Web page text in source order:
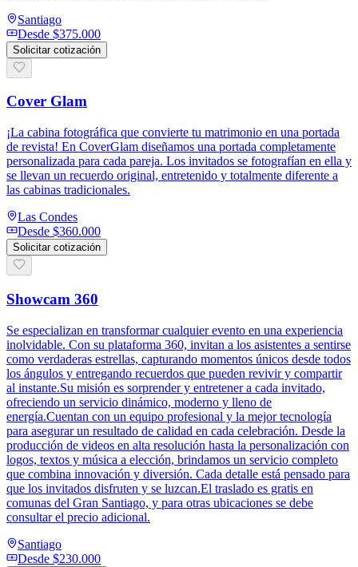
Santiago
Desde $375.000
Solicitar cotización
Cover Glam
¡La cabina fotográfica que convierte tu matrimonio en una portada
de revista! En CoverGlam diseñamos una portada completamente
personalizada para cada pareja. Los invitados se fotografían en ella y
se llevan un recuerdo original, entretenido y totalmente diferente a
las cabinas tradicionales.
Las Condes
Desde $360.000
Solicitar cotización
Showcam 360
Se especializan en transformar cualquier evento en una experiencia
inolvidable. Con su plataforma 360, invitan a los asistentes a sentirse
como verdaderas estrellas, capturando momentos únicos desde todos
los ángulos y entregando recuerdos que pueden revivir y compartir
al instante.Su misión es sorprender y entretener a cada invitado,
ofreciendo un servicio dinámico, moderno y lleno de
energía.Cuentan con un equipo profesional y la mejor tecnología
para asegurar un resultado de calidad en cada celebración. Desde la
producción de videos en alta resolución hasta la personalización con
logos, textos y música a elección, brindamos un servicio completo
que combina innovación y diversión. Cada detalle está pensado para
que los invitados disfruten y se luzcan.El traslado es gratis en
comunas del Gran Santiago, y para otras ubicaciones se debe
consultar el precio adicional.
Santiago
Desde $230.000